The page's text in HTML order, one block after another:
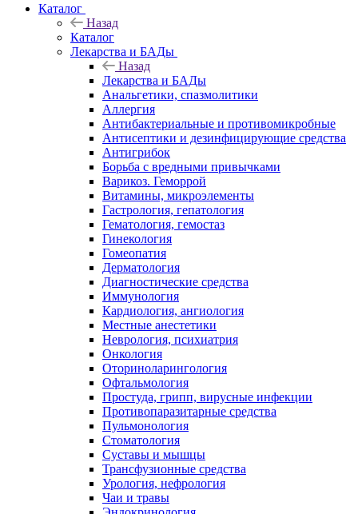
Каталог
Назад
Каталог
Лекарства и БАДы
Назад
Лекарства и БАДы
Анальгетики, спазмолитики
Аллергия
Антибактериальные и противомикробные
Антисептики и дезинфицирующие средства
Антигрибок
Борьба с вредными привычками
Варикоз. Геморрой
Витамины, микроэлементы
Гастрология, гепатология
Гематология, гемостаз
Гинекология
Гомеопатия
Дерматология
Диагностические средства
Иммунология
Кардиология, ангиология
Местные анестетики
Неврология, психиатрия
Онкология
Оториноларингология
Офтальмология
Простуда, грипп, вирусные инфекции
Противопаразитарные средства
Пульмонология
Стоматология
Суставы и мышцы
Трансфузионные средства
Урология, нефрология
Чаи и травы